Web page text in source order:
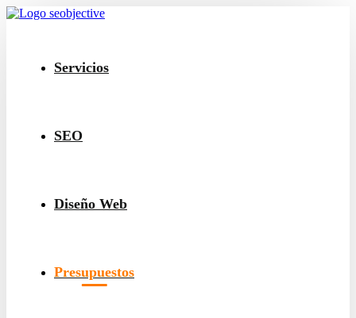
Servicios
SEO
Diseño Web
Presupuestos